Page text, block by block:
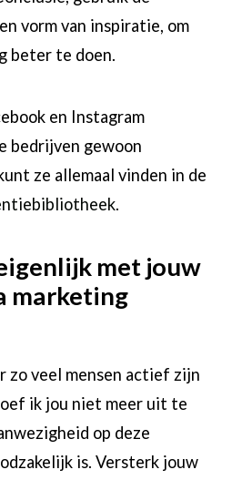
vorm van inspiratie, om
beter te doen.
en Instagram
bedrijven gewoon
ze allemaal vinden in de
.
met jouw
marketing
zo veel mensen actief zijn
ik jou niet meer uit te
op deze
is. Versterk jouw